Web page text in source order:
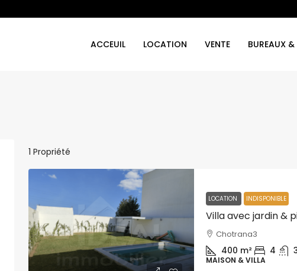
ACCEUIL LOCATION VENTE BUREAUX
1 Propriété
LOCATION INDISPONIBLE
Villa avec jardin &
Chotrana3
400 m² 4
MAISON & VILLA